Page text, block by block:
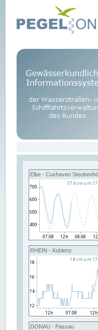
Elbe - Cuxhaven
RHEIN - Koblenz
DONAU - Passau